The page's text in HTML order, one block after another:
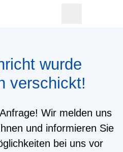
wurde
verschickt!
Wir melden uns
und informieren Sie
bei uns vor